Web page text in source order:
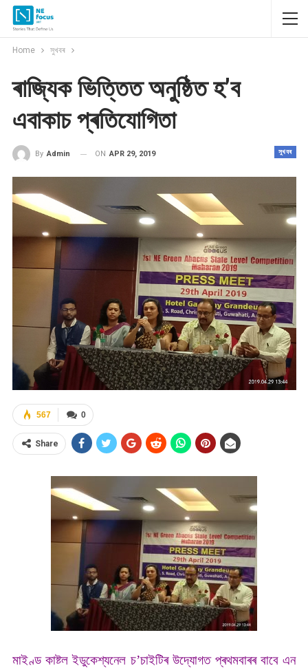
Home সুখবৰ
ৰাজ্যিক ভিত্তিত অনুষ্ঠিত হ’ব
এবাকাচ প্ৰতিযোগিতা
সুখবৰ
By Admin ON APR 29, 2019
0
567
Share
মাইণ্ড কাষ্টল ইডুকেশ্যনেল চ’চাইটিৰ উদ্যোগত প্ৰথমবাৰৰ বাবে এন